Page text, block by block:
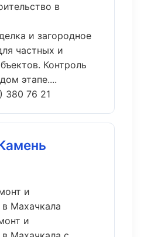
в
и загородное
частных и
Контроль
этапе....
380 76 21
и
Махачкала
и